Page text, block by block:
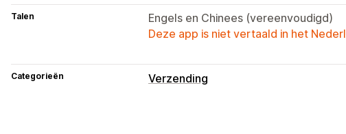
Talen
Engels en Chinees (vereenvoudigd)
Deze app is niet vertaald in het
Categorieën Verzending